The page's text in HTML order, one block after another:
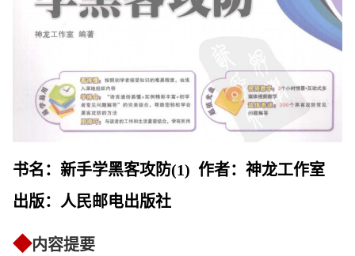
书名：新手学黑客攻防(1) 作者：神龙工作室
出版：人民邮电出版社
◆内容提要